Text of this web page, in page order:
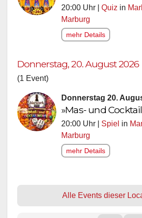
20:00 Uhr | Quiz in
Marburg
mehr Details
Donnerstag, 20. August 2026
(1 Event)
Donnerstag 20.
»Mas- und
20:00 Uhr | Spiel in
Marburg
mehr Details
Alle Events dieser